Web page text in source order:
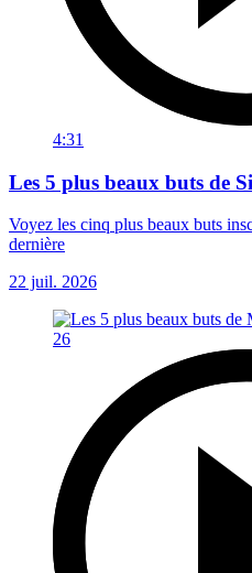
4:31
Les 5 plus beaux buts de
Voyez les cinq plus beaux buts
dernière
22 juil. 2026